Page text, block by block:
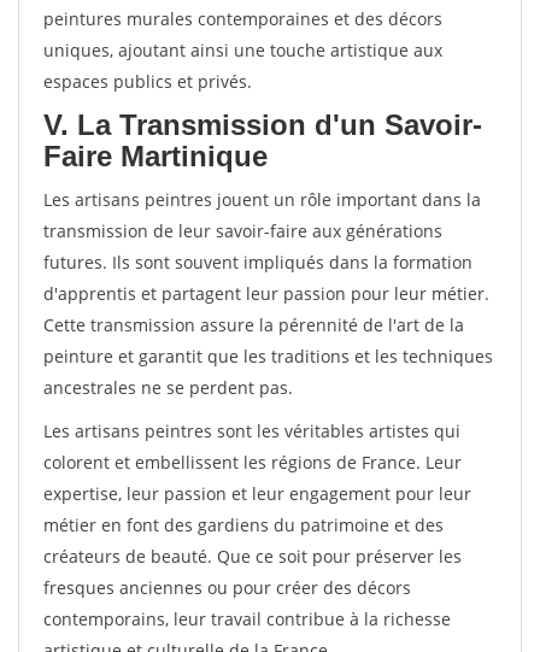
peintures murales contemporaines et des décors
uniques, ajoutant ainsi une touche artistique aux
espaces publics et privés.
V. La Transmission d'un Savoir-
Faire Martinique
Les artisans peintres jouent un rôle important dans la
transmission de leur savoir-faire aux générations
futures. Ils sont souvent impliqués dans la formation
d'apprentis et partagent leur passion pour leur métier.
Cette transmission assure la pérennité de l'art de la
peinture et garantit que les traditions et les techniques
ancestrales ne se perdent pas.
Les artisans peintres sont les véritables artistes qui
colorent et embellissent les régions de France. Leur
expertise, leur passion et leur engagement pour leur
métier en font des gardiens du patrimoine et des
créateurs de beauté. Que ce soit pour préserver les
fresques anciennes ou pour créer des décors
contemporains, leur travail contribue à la richesse